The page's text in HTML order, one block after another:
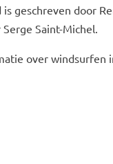
geschreven door
Saint-Michel.
over windsurfen